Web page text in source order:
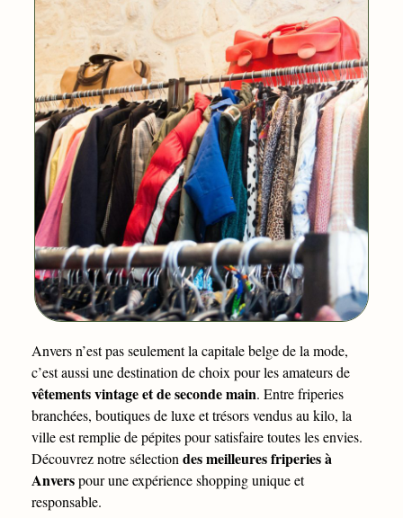
Anvers n’est pas seulement la capitale belge de la mode,
c’est aussi une destination de choix pour les amateurs de
vêtements vintage et de seconde main. Entre friperies
branchées, boutiques de luxe et trésors vendus au kilo, la
ville est remplie de pépites pour satisfaire toutes les envies.
Découvrez notre sélection des meilleures friperies à
Anverspour une expérience shopping unique et
responsable.